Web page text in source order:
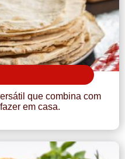
que combina com
em casa.